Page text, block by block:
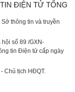
ĐIỆN TỬ TỔNG
thông tin và truyền
số 89 /GXN-
tin Điện tử cấp ngày
Chủ tịch HĐQT.